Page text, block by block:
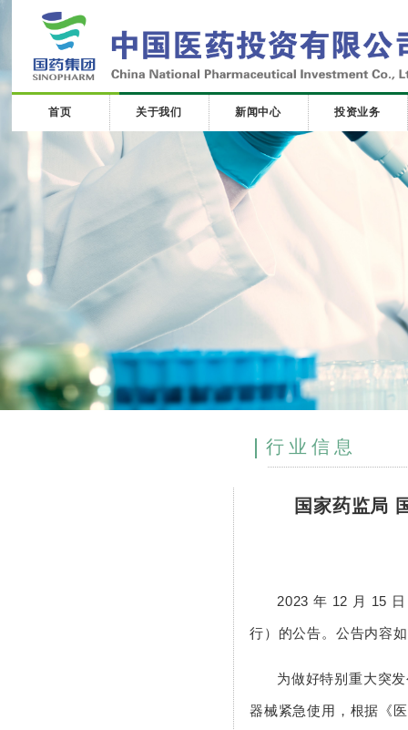
首页 关于我们 新闻中心 投资业务
行业信息
国家药监局
2023 年 12 月 15
行）的公告。公告内容
为做好特别重大突
器械紧急使用，根据《